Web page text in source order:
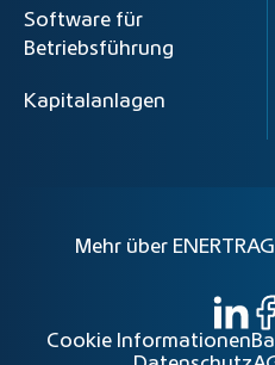
Software für
Betriebsführung
Kapitalanlagen
Mehr über
Cookie Informationen